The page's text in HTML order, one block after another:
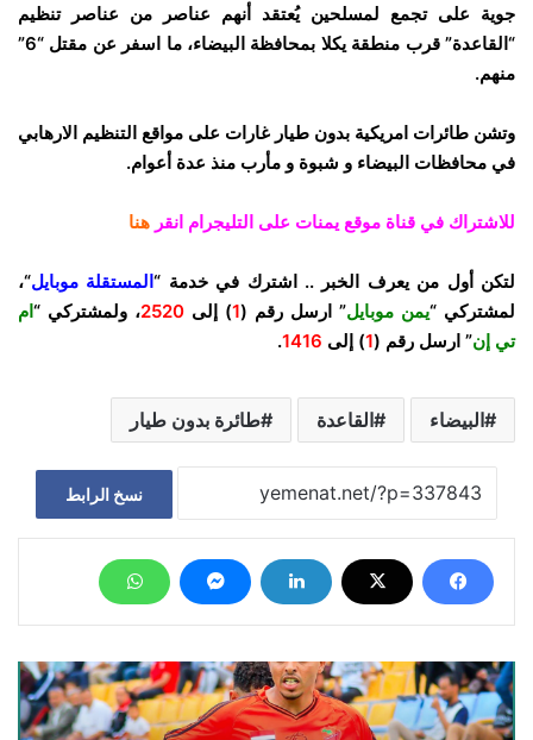
جوية على تجمع لمسلحين يُعتقد أنهم عناصر من عناصر تنظيم
“القاعدة” قرب منطقة يكلا بمحافظة البيضاء، ما اسفر عن مقتل “6”
منهم.
وتشن طائرات امريكية بدون طيار غارات على مواقع التنظيم الارهابي
في محافظات البيضاء و شبوة و مأرب منذ عدة أعوام.
للاشتراك في قناة موقع يمنات على التليجرام انقر هنا
لتكن أول من يعرف الخبر .. اشترك في خدمة “المستقلة موبايل“،
لمشتركي “يمن موبايل” ارسل رقم (1) إلى 2520، ولمشتركي “ام
تي إن” ارسل رقم (1) إلى 1416
.
البيضاء القاعدة طائرة بدون طيار
نسخ الرابط